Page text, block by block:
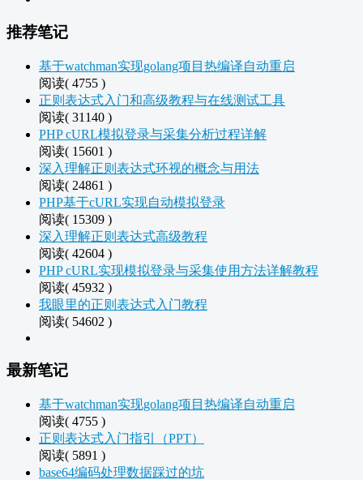
推荐笔记
基于watchman实现golang项目热编译自动重启
阅读( 4755 )
正则表达式入门和高级教程与在线测试工具
阅读( 31140 )
PHP cURL模拟登录与采集分析过程详解
阅读( 15601 )
深入理解正则表达式环视的概念与用法
阅读( 24861 )
PHP基于cURL实现自动模拟登录
阅读( 15309 )
深入理解正则表达式高级教程
阅读( 42604 )
PHP cURL实现模拟登录与采集使用方法详解教程
阅读( 45932 )
我眼里的正则表达式入门教程
阅读( 54602 )
最新笔记
基于watchman实现golang项目热编译自动重启
阅读( 4755 )
正则表达式入门指引（PPT）
阅读( 5891 )
base64编码处理数据踩过的坑